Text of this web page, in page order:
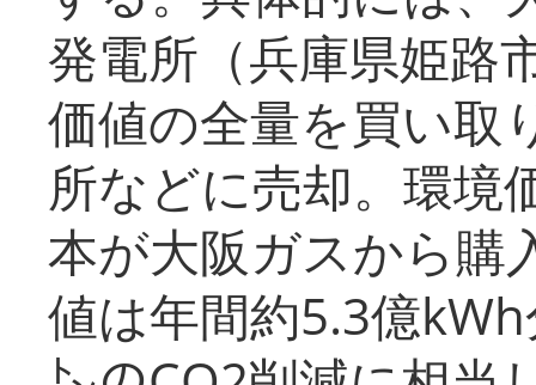
発電所（兵庫県姫路
価値の全量を買い取
所などに売却。環境
本が大阪ガスから購
値は年間約5.3億